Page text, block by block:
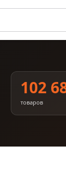
102
товаров